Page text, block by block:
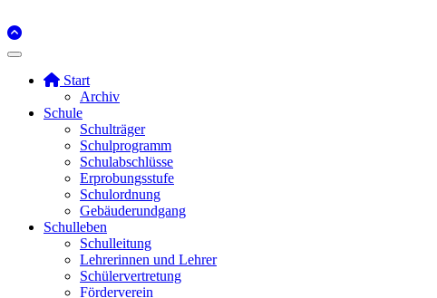
Start
Archiv
Schule
Schulträger
Schulprogramm
Schulabschlüsse
Erprobungsstufe
Schulordnung
Gebäuderundgang
Schulleben
Schulleitung
Lehrerinnen und Lehrer
Schülervertretung
Förderverein